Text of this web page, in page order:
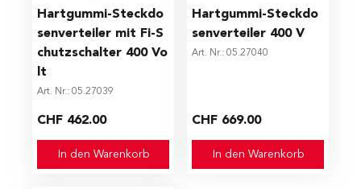
Hartgummi-Steckdo
senverteiler mit Fi-S
chutzschalter 400 Vo
lt
Art. Nr.: 05.27039
CHF 462.00
In den Warenkorb
Hartgummi-Steckdo
senverteiler 400 V
Art. Nr.: 05.27040
CHF 669.00
In den Warenkorb